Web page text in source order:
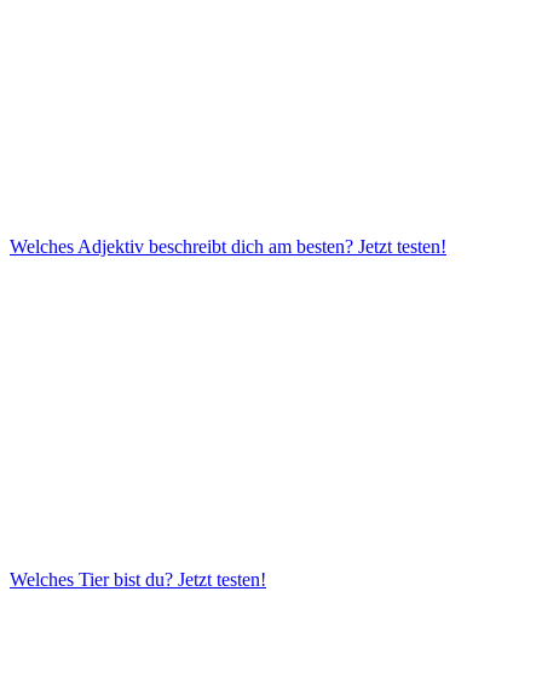
Welches Adjektiv beschreibt dich am besten? Jetzt testen!
Welches Tier bist du? Jetzt testen!